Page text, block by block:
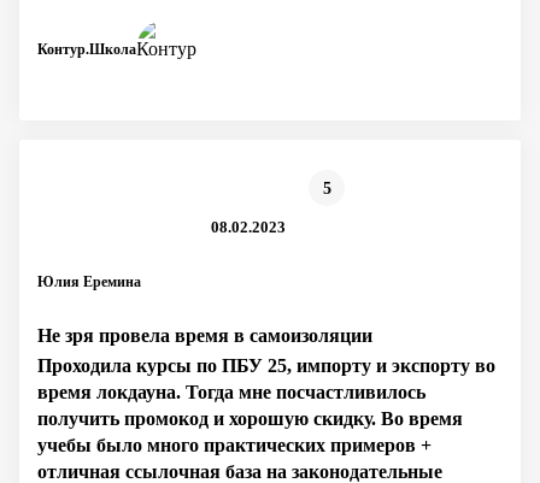
Контур.Школа
Юлия Еремина
5
08.02.2023
Не зря провела время в самоизоляции
Проходила курсы по ПБУ 25, импорту и экспорту во
время локдауна. Тогда мне посчастливилось
получить промокод и хорошую скидку. Во время
учебы было много практических примеров +
отличная ссылочная база на законодательные